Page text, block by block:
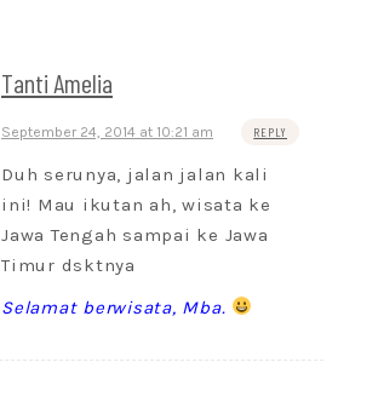
Tanti Amelia
September 24, 2014 at 10:21 am REPLY
Duh serunya, jalan jalan kali
ini! Mau ikutan ah, wisata ke
Jawa Tengah sampai ke Jawa
Timur dsktnya
Selamat berwisata, Mba.